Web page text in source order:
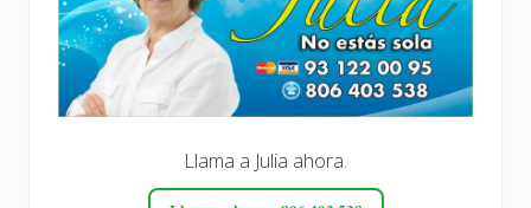
Llama a Julia ahora.